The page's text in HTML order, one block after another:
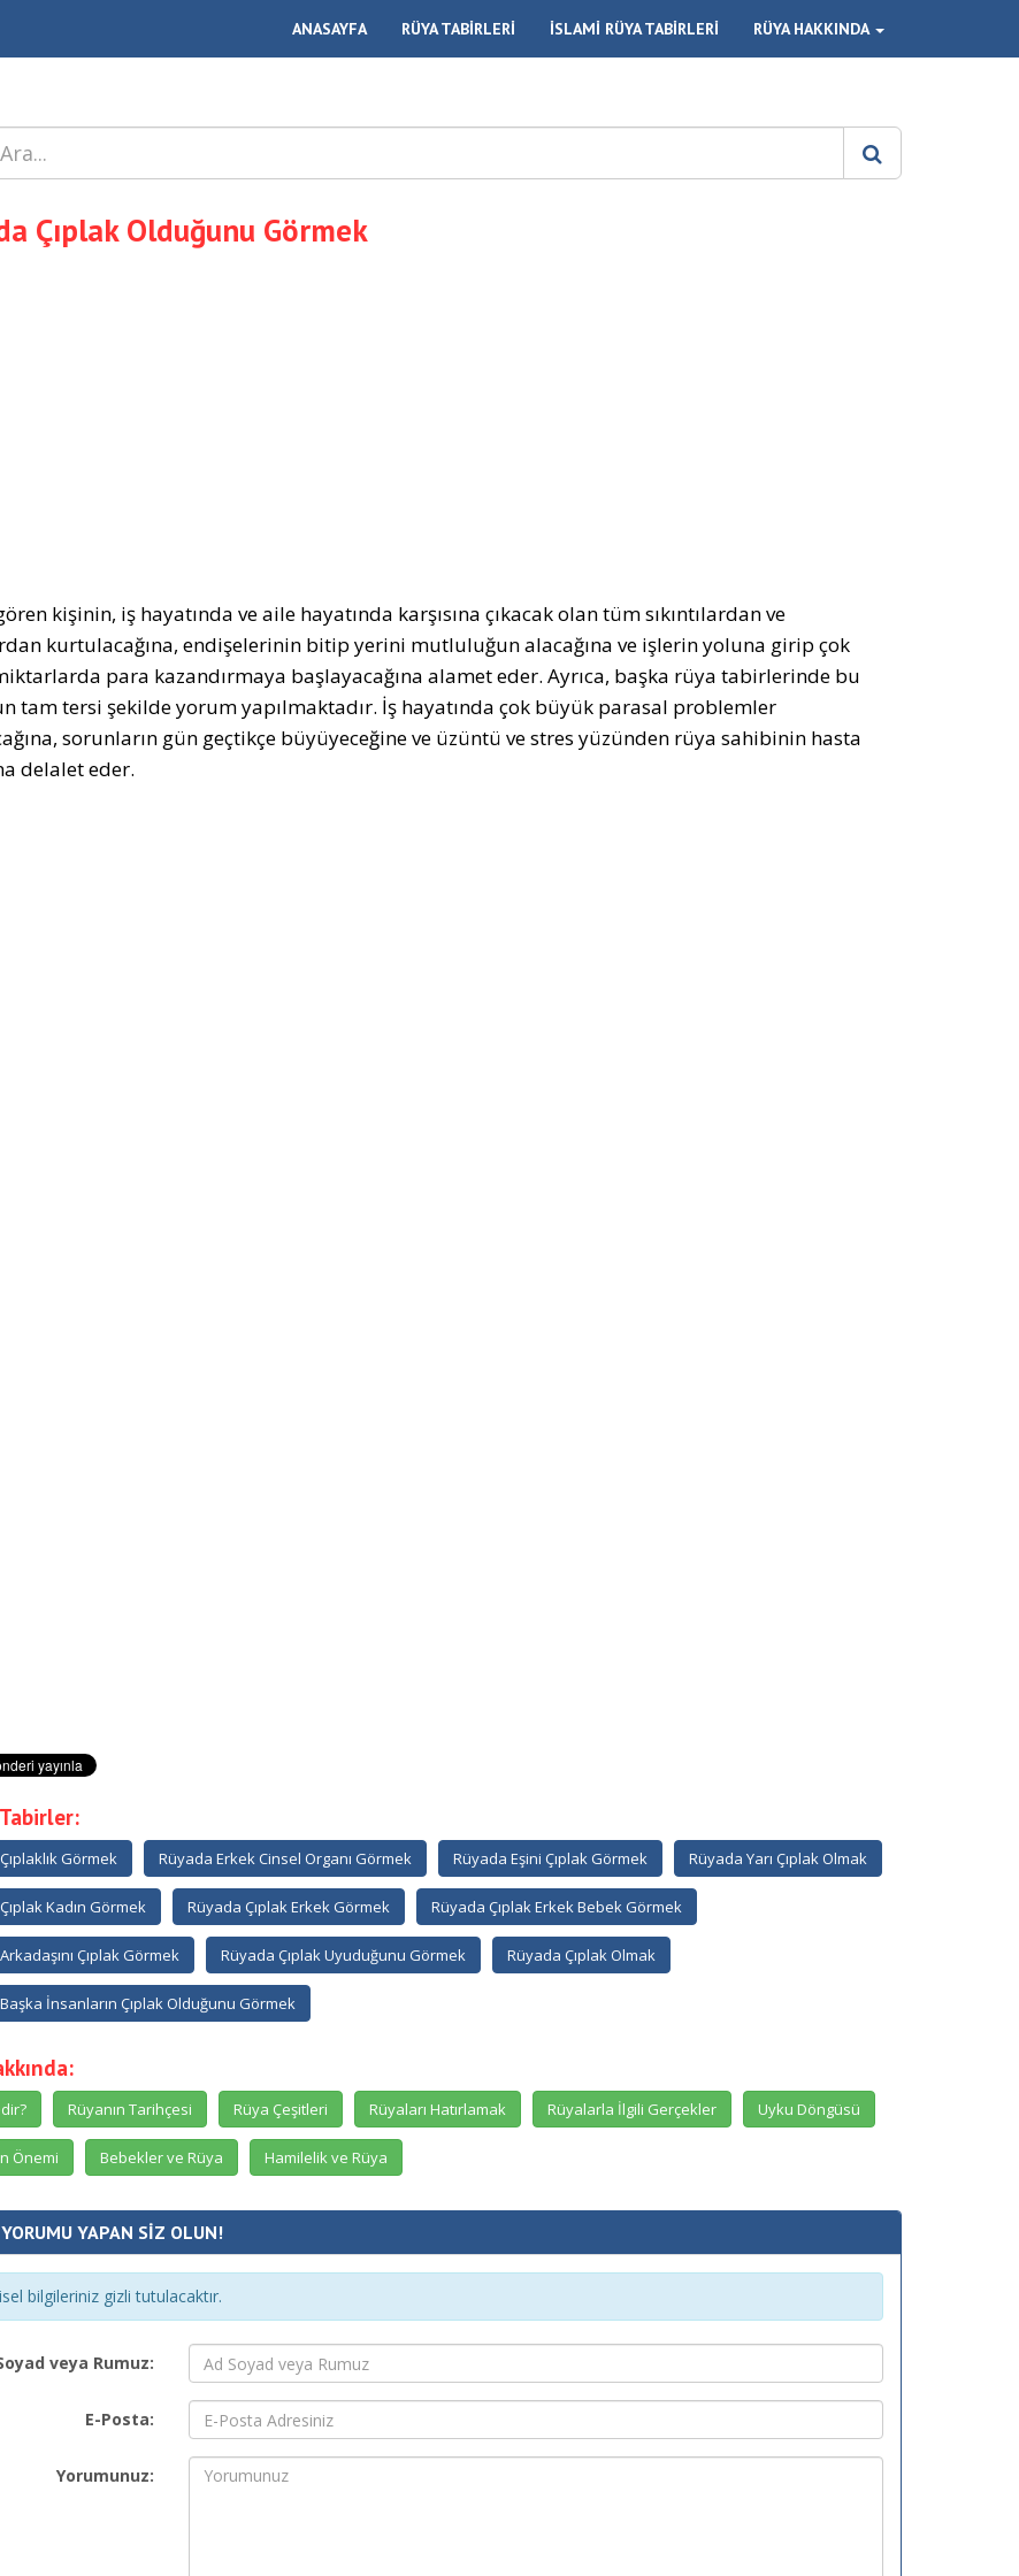
ANASAYFA RÜYA TABİRLERİ İSLAMİ RÜYA TABİRLERİ RÜYA HAKKINDA
Çıplak Olduğunu Görmek
kişinin, iş hayatında ve aile hayatında karşısına çıkacak olan tüm sıkıntılardan ve
kurtulacağına, endişelerinin bitip yerini mutluluğun alacağına ve işlerin yoluna girip çok
para kazandırmaya başlayacağına alamet eder. Ayrıca, başka rüya tabirlerinde bu
tam tersi şekilde yorum yapılmaktadır. İş hayatında çok büyük parasal problemler
sorunların gün geçtikçe büyüyeceğine ve üzüntü ve stres yüzünden rüya sahibinin hasta
delalet eder.
Görmek Rüyada Erkek Cinsel Organı Görmek Rüyada Eşini Çıplak Görmek Rüyada Yarı Çıplak Olmak
Kadın Görmek Rüyada Çıplak Erkek Görmek Rüyada Çıplak Erkek Bebek Görmek
Çıplak Görmek Rüyada Çıplak Uyuduğunu Görmek Rüyada Çıplak Olmak
İnsanların Çıplak Olduğunu Görmek
Rüyanın Tarihçesi Rüya Çeşitleri Rüyaları Hatırlamak Rüyalarla İlgili Gerçekler Uyku Döngüsü
Önemi Bebekler ve Rüya Hamilelik ve Rüya
YAPAN SİZ OLUN!
bilgileriniz gizli tutulacaktır.
veya Rumuz:
E-Posta:
Yorumunuz: